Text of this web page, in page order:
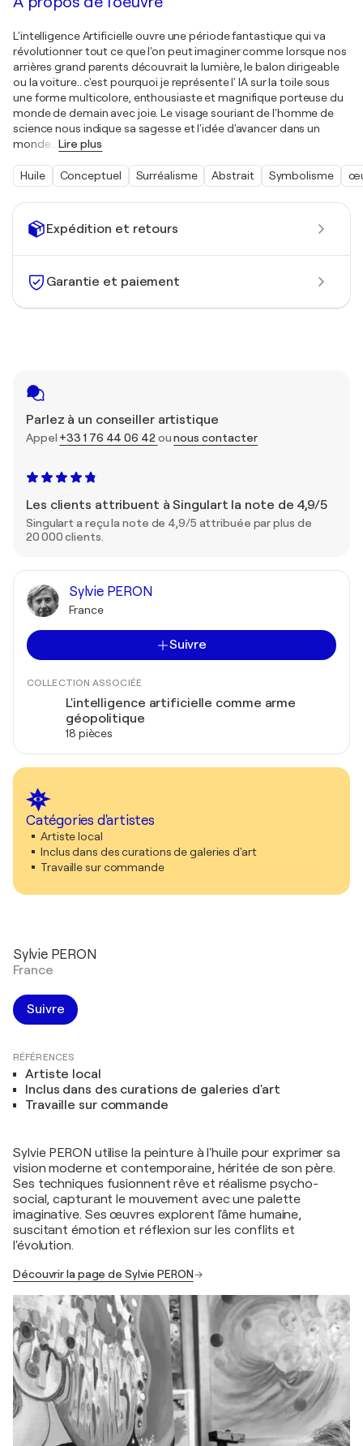
Expédition et retours
Garantie et paiement
Parlez à un conseiller artistique
Appel +33 1 76 44 06 42 ounous contacter
Les clients attribuent à Singulart la note de 4,9/5
Singulart a reçu la note de 4,9/5 attribuée par plus de
20 000 clients.
Sylvie PERON
France
Suivre
COLLECTION ASSOCIÉE
L'intelligence artificielle comme arme
géopolitique
18 pièces
Catégories d'artistes
Artiste local
Inclus dans des curations de galeries d'art
Travaille sur commande
L'intelligence Artificielle ouvre une période fantastique qui va
révolutionner tout ce que l'on peut imaginer comme lorsque nos
arrières grand parents découvrait la lumière, le balon dirigeable
ou la voiture.. c'est pourquoi je représente l' IA sur la toile sous
une forme multicolore, enthousiaste et magnifique porteuse du
monde de demain avec joie. Le visage souriant de l'homme de
science nous indique sa sagesse et l'idée d'avancer dans un
monde
Lire plus
Huile Conceptuel Surréalisme Abstrait Symbolisme
Sylvie PERON
France
Suivre
RÉFÉRENCES
Artiste local
Inclus dans des curations de galeries d'art
Travaille sur commande
Sylvie PERON utilise la peinture à l'huile pour exprimer sa
vision moderne et contemporaine, héritée de son père.
Ses techniques fusionnent rêve et réalisme psycho-
social, capturant le mouvement avec une palette
imaginative. Ses œuvres explorent l'âme humaine,
suscitant émotion et réflexion sur les conflits et
l'évolution.
Découvrir la page de Sylvie PERON